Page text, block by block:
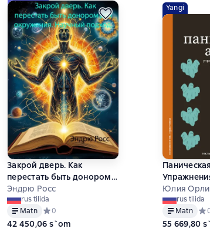
Закрой дверь. Как
перестать быть донором
для окружения. Научный
подход
Эндрю Росс
rus tilida
Matn
Средний рейтинг 0 на основе 0 оценок
0
42 450,06 s`om
Yangi
Юлия Орли
rus tilida
Matn
55 669,80